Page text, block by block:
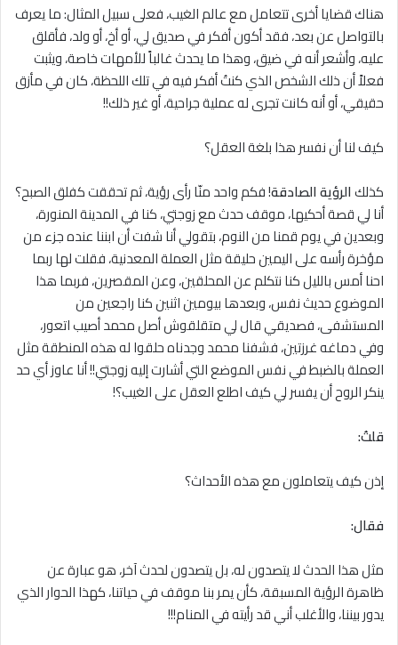
هناك قضايا أخرى تتعامل مع عالم الغيب، فعلى سبيل المثال: ما يعرف
بالتواصل عن بعد، فقد أكون أفكر في صديق لي، أو أخ، أو ولد، فأقلق
عليه، وأشعر أنه في ضيق، وهذا ما يحدث غالباً للأمهات خاصة، ويثبت
فعلاً أن ذلك الشخص الذي كنتُ أفكر فيه في تلك اللحظة، كان في مأزق
حقيقي، أو أنه كانت تجرى له عملية جراحية، أو غير ذلك!!
كيف لنا أن نفسر هذا بلغة العقل؟
كذلكالرؤية الصادقة! فكم واحد منّا رأى رؤية، ثم تحققت كفلق الصبح؟
أنا لي قصة أحكيها، موقف حدث مع زوجتي، كنا في المدينة المنورة،
وبعدين في يوم قمنا من النوم، بتقولي أنا شفت أن ابننا عنده جزء من
مؤخرة رأسه على اليمين حليقة مثل العملة المعدنية، فقلت لها ربما
احنا أمس بالليل كنا نتكلم عن المحلقين، وعن المقصرين، فربما هذا
الموضوع حديث نفس، وبعدها بيومين اثنين كنا راجعين من
المستشفى، فصديقي قال لي متقلقوش أصل محمد أصيب اتعور،
وفي دماغه غرزتين، فشفنا محمد وجدناه حلقوا له هذه المنطقة مثل
العملة بالضبط في نفس الموضع التي أشارت إليه زوجتي!! أنا عاوز أي حد
ينكر الروح أن يفسر لي كيف اطلع العقل على الغيب؟!
قلتُ:
إذن كيف يتعاملون مع هذه الأحداث؟
فقال:
مثل هذا الحدث ﻻ يتصدون له، بل يتصدون لحدث آخر، هو عبارة عن
ظاهرة الرؤية المسبقة، كأن يمر بنا موقف في حياتنا، كهذا الحوار الذي
يدور بيننا، والأغلب أني قد رأيته في المنام!!!